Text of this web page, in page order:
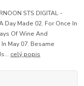
STS DIGITAL -
Day Made 02. For Once In
Of Wine And
May 07. Besame
celý popis